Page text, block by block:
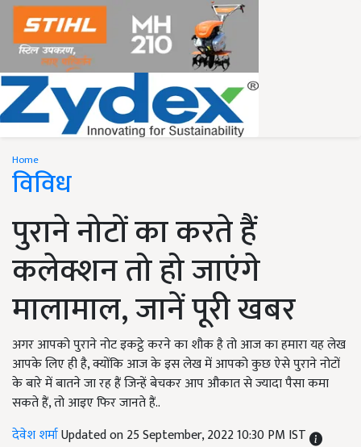
Home
विविध
पुराने नोटों का करते हैं
कलेक्शन तो हो जाएंगे
मालामाल, जानें पूरी खबर
अगर आपको पुराने नोट इकट्ठे करने का शौक है तो आज का हमारा यह लेख
आपके लिए ही है, क्योंकि आज के इस लेख में आपको कुछ ऐसे पुराने नोटों
के बारे में बातने जा रह हैं जिन्हें बेचकर आप औकात से ज्यादा पैसा कमा
सकते हैं, तो आइए फिर जानते हैं..
देवेश शर्माUpdated on 25 September, 2022 10:30 PM IST